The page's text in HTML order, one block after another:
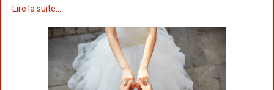
Lire la suite...